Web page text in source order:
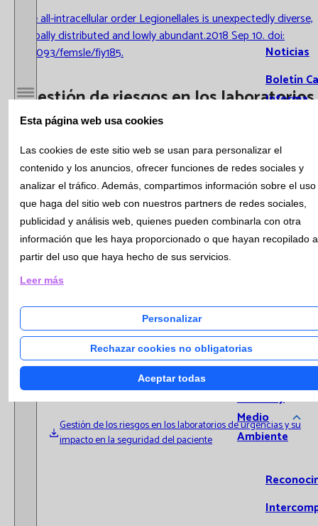
Abrir / Cerrar menú
Noticias
Boletín
Informa
Calidad y
Medio
Ambiente
The all-intracellular order Legionellales is unexpectedly diverse,
globally distributed and lowly abundant.2018 Sep 10. doi:
10.1093/femsle/fiy185.
"Gestión de riesgos en los laboratorios
de urgencias y su impacto en la
seguridad del paciente"
Esta tesis doctoral, leida en abril de 2017, ha estado elaborada
por la bióloga Elisabeth González Lao y dirigida por la Dra. Eva
Guillén, y se ha realizado durante los últimos 4 años en los
Laboratorios hospitalarios de Catlab.
El objetivo principal del estudio ha sido mejorar y fomentar la
Seguridad del Paciente. El punto de partida ha sido estudiar
todos los posibles riesgos que pueden suceder en los tres
Laboratorios de Urgencias del estudio, y posteriormente
planificar y monitorizar una serie de acciones preventivas y
correctivas que formaran parte de la Gestión de Riesgos del
Laboratorio.
Adjuntamos un resumen de la tesis :
Gestión de los riesgos en los laboratorios de urgencias y su
impacto en la seguridad del paciente
Esta página web usa cookies
Las cookies de este sitio web se usan para personalizar el
contenido y los anuncios, ofrecer funciones de redes sociales y
analizar el tráfico. Además, compartimos información sobre el uso
que haga del sitio web con nuestros partners de redes sociales,
publicidad y análisis web, quienes pueden combinarla con otra
información que les haya proporcionado o que hayan recopilado a
partir del uso que haya hecho de sus servicios.
Leer más
Personalizar
Rechazar cookies no obligatorias
Aceptar todas